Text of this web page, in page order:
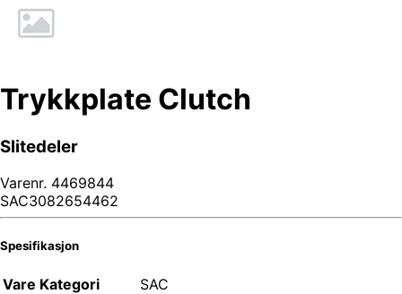
Trykkplate Clutch
Slitedeler
Varenr. 4469844
SAC3082654462
Spesifikasjon
Vare Kategori
SAC